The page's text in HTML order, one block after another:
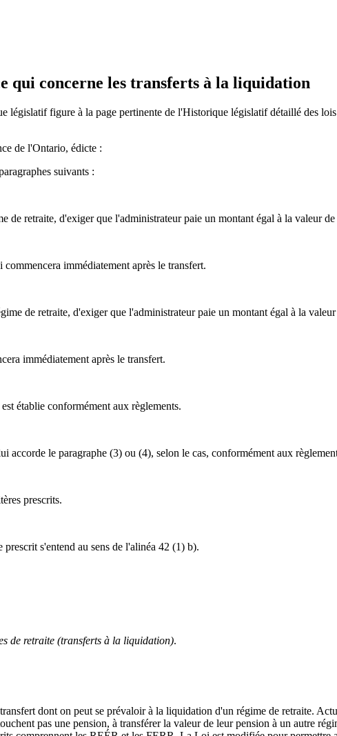
qui concerne les transferts à la liquidation
législatif figure à la page pertinente de l'Historique législatif détaillé des
de l'Ontario, édicte :
suivants :
retraite, d'exiger que l'administrateur paie un montant égal à la valeur de
immédiatement après le transfert.
de retraite, d'exiger que l'administrateur paie un montant égal à la valeur
immédiatement après le transfert.
établie conformément aux règlements.
le paragraphe (3) ou (4), selon le cas, conformément aux
prescrits.
s'entend au sens de l'alinéa 42 (1) b).
de retraite (transferts à la liquidation).
dont on peut se prévaloir à la liquidation d'un régime de retraite.
pas une pension, à transférer la valeur de leur pension à un autre